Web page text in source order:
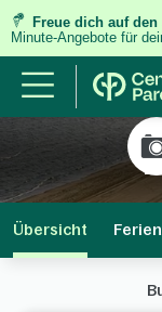
Freue dich auf
Minute-Angebote für
Übersicht